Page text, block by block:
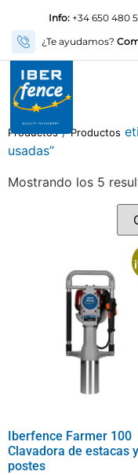
Info:+34 650 480
¿Te ayudamos?
Productos/Productos
usadas”
Mostrando los 5
Iberfence Farmer 100
Clavadora de estacas y
postes